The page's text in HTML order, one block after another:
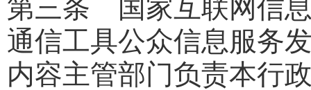
第三条 国家互联网信
通信工具公众信息服务
内容主管部门负责本行